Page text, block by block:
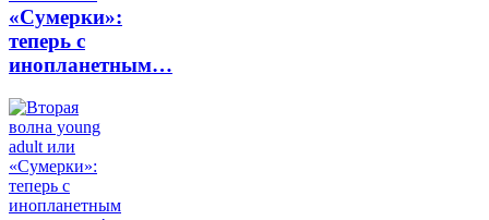
«Сумерки»:
теперь с
инопланетным…